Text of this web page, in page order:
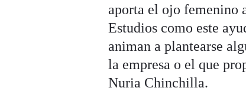
aporta el ojo femenino
Estudios como este
animan a plantearse
la empresa o el que
Nuria Chinchilla.